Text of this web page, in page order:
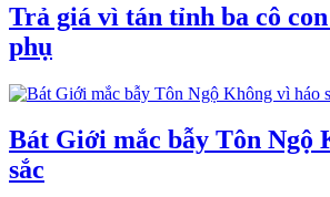
Trả giá vì tán tỉnh ba cô
phụ
Bát Giới mắc bẫy Tôn Ngộ
sắc